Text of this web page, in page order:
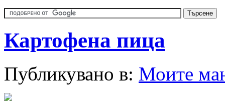
Картофена пица
Публикувано в: Моите